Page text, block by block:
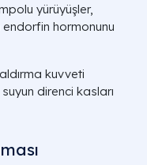
yürüyüşler,
hormonunu
kuvveti
direnci kasları